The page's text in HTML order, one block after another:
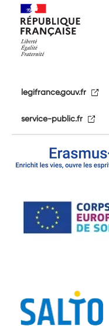
legifrance.gouv.fr
service-public.fr